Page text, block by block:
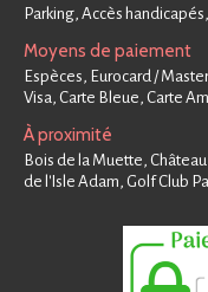
Parking, Accès
Moyens de paiement
Espèces, Eurocard /
Visa, Carte Bleue, Carte
À proximité
Bois de la Muette,
de l'Isle Adam, Golf Club